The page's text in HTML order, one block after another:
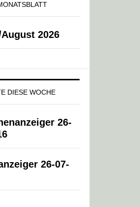
2026
DIESE WOCHE
26-
26-07-